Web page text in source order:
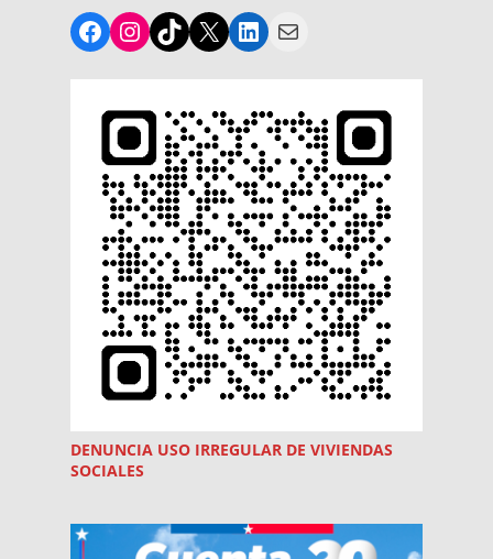
Facebook
Instagram
TikTok
X LinkedIn
Mail
DENUNCIA USO IRREGULAR DE VIVIENDAS
SOCIALES